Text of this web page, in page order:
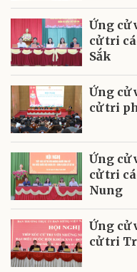
Ứng cử
cử tri
Sắk
Ứng cử
cử tri
Ứng cử
cử tri
Nung
Ứng cử
cử tri